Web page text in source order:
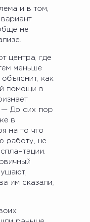
и в том,
не
центра, где
меньше
как
помощи в
— До сих пор
в
на то что
работу, не
им сказали,